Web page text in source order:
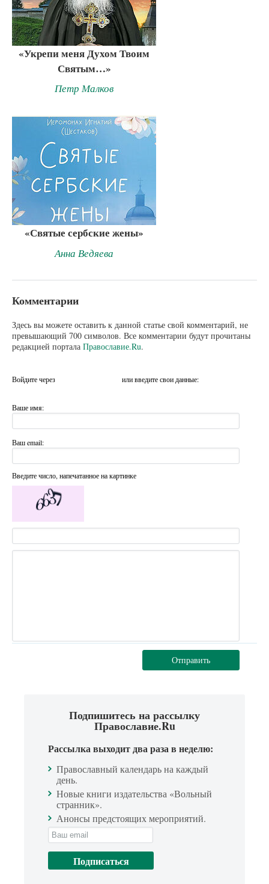
«Укрепи меня Духом Твоим
Святым…»
Петр Малков
«Святые сербские жены»
Анна Ведяева
Комментарии
Здесь вы можете оставить к данной статье свой комментарий, не
превышающий 700 символов. Все комментарии будут прочитаны
редакцией портала Православие.Ru.
Войдите через или введите свои данные:
Ваше имя:
Ваш email:
Введите число, напечатанное на картинке
Отправить
Подпишитесь на рассылку
Православие.Ru
Рассылка выходит два раза в неделю:
Православный календарь на каждый
день.
Новые книги издательства «Вольный
странник».
Анонсы предстоящих мероприятий.